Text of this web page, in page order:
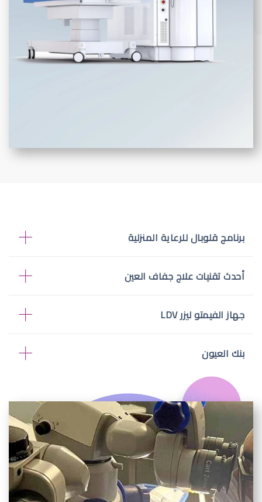
برنامج قلوبال للرعاية المنزلية
أحدث تقنيات علاج جفاف العين
جهاز الفيمتو ليزر LDV
بنك العيون